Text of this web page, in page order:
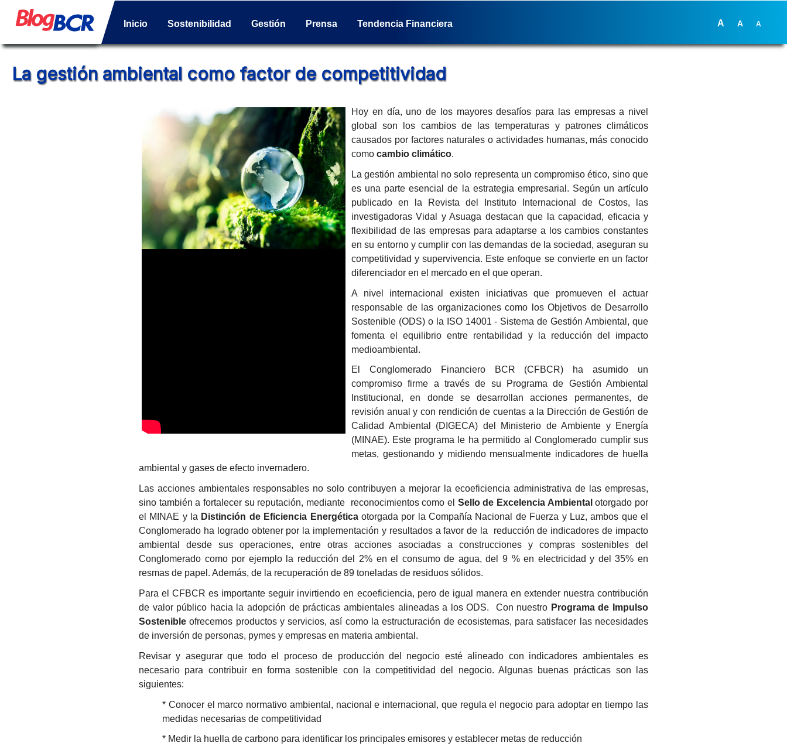
Inicio Sostenibilidad
Gestión
Prensa
Tendencia Financiera
A A A
La gestión ambiental como factor de competitividad
Hoy en día, uno de los mayores desafíos para las empresas a nivel
global son los cambios de las temperaturas y patrones climáticos
causados por factores naturales o actividades humanas, más conocido
como cambio climático.
La gestión ambiental no solo representa un compromiso ético, sino que
es una parte esencial de la estrategia empresarial. Según un artículo
publicado en la Revista del Instituto Internacional de Costos, las
investigadoras Vidal y Asuaga destacan que la capacidad, eficacia y
flexibilidad de las empresas para adaptarse a los cambios constantes
en su entorno y cumplir con las demandas de la sociedad, aseguran su
competitividad y supervivencia. Este enfoque se convierte en un factor
diferenciador en el mercado en el que operan.
A nivel internacional existen iniciativas que promueven el actuar
responsable de las organizaciones como los Objetivos de Desarrollo
Sostenible (ODS) o la ISO 14001 - Sistema de Gestión Ambiental, que
fomenta el equilibrio entre rentabilidad y la reducción del impacto
medioambiental.
El Conglomerado Financiero BCR (CFBCR) ha asumido un
compromiso firme a través de su Programa de Gestión Ambiental
Institucional, en donde se desarrollan acciones permanentes, de
revisión anual y con rendición de cuentas a la Dirección de Gestión de
Calidad Ambiental (DIGECA) del Ministerio de Ambiente y Energía
(MINAE). Este programa le ha permitido al Conglomerado cumplir sus
metas, gestionando y midiendo mensualmente indicadores de huella
ambiental y gases de efecto invernadero.
Las acciones ambientales responsables no solo contribuyen a mejorar la ecoeficiencia administrativa de las empresas,
sino también a fortalecer su reputación, mediante reconocimientos como el Sello de Excelencia Ambientalotorgado por
el MINAE y la Distinción de Eficiencia Energética otorgada por la Compañía Nacional de Fuerza y Luz, ambos que el
Conglomerado ha logrado obtener por la implementación y resultados a favor de la reducción de indicadores de impacto
ambiental desde sus operaciones, entre otras acciones asociadas a construcciones y compras sostenibles del
Conglomerado como por ejemplo la reducción del 2% en el consumo de agua, del 9 % en electricidad y del 35% en
resmas de papel. Además, de la recuperación de 89 toneladas de residuos sólidos.
Para el CFBCR es importante seguir invirtiendo en ecoeficiencia, pero de igual manera en extender nuestra contribución
de valor público hacia la adopción de prácticas ambientales alineadas a los ODS. Con nuestro Programa de Impulso
Sostenible ofrecemos productos y servicios, así como la estructuración de ecosistemas, para satisfacer las necesidades
de inversión de personas, pymes y empresas en materia ambiental.
Revisar y asegurar que todo el proceso de producción del negocio esté alineado con indicadores ambientales es
necesario para contribuir en forma sostenible con la competitividad del negocio. Algunas buenas prácticas son las
siguientes:
* Conocer el marco normativo ambiental, nacional e internacional, que regula el negocio para adoptar en tiempo las
medidas necesarias de competitividad
* Medir la huella de carbono para identificar los principales emisores y establecer metas de reducción